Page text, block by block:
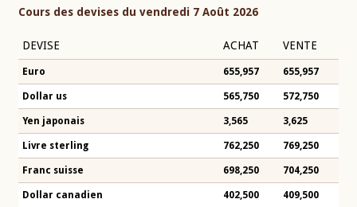
Cours des devises du vendredi 7 Août 2026
DEVISE ACHAT VENTE
Euro 655,957 655,957
Dollar us 565,750 572,750
Yen japonais 3,565 3,625
Livre sterling 762,250 769,250
Franc suisse 698,250 704,250
Dollar canadien 402,500 409,500